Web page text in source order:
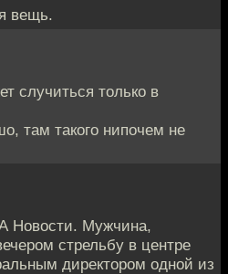
вещь.
случиться только в
там такого нипочем не
Мужчина,
стрельбу в центре
директором одной из